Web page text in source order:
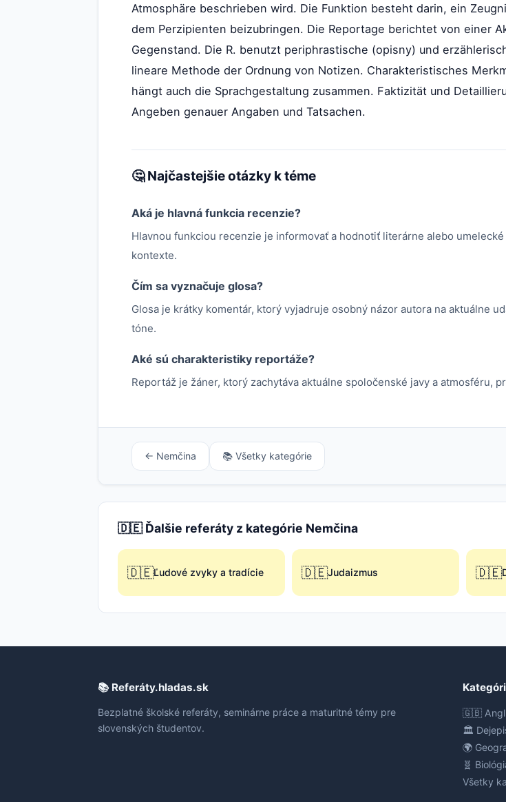
Atmosphäre beschrieben wird. Die Funktion besteht darin, ein
dem Perzipienten beizubringen. Die Reportage berichtet von einer
Gegenstand. Die R. benutzt periphrastische (opisny) und
lineare Methode der Ordnung von Notizen. Charakteristisches
hängt auch die Sprachgestaltung zusammen. Faktizität und
Angeben genauer Angaben und Tatsachen.
🤔 Najčastejšie otázky k téme
Aká je hlavná funkcia recenzie?
Hlavnou funkciou recenzie je informovať a hodnotiť literárne alebo
kontexte.
Čím sa vyznačuje glosa?
Glosa je krátky komentár, ktorý vyjadruje osobný názor autora na aktuálne
tóne.
Aké sú charakteristiky reportáže?
Reportáž je žáner, ktorý zachytáva aktuálne spoločenské javy a atmosféru,
← Nemčina 📚 Všetky kategórie
🇩🇪 Ďalšie referáty z kategórie Nemčina
🇩🇪Ľudové zvyky a tradície 🇩🇪Judaizmus 🇩🇪
📚 Referáty.hladas.sk
Bezplatné školské referáty, seminárne práce a maturitné témy pre
slovenských študentov.
🇬🇧
🏛️
🌍
🧬
Všetky